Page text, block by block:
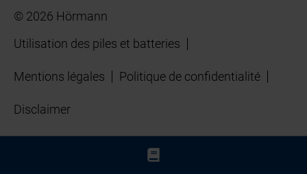
© 2026 Hörmann
Utilisation des piles et batteries
Mentions légales Politique de confidentialité
Disclaimer